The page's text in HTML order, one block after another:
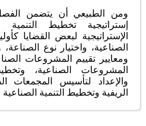
ومن الطبيعي أن يتضمن
إستراتيجية تخطيط
الإستراتيجية لبعض القضايا
الصناعية، واختيار نوع
ومعايير تقييم المشروعات
المشروعات الصناعية،
والإعداد لتأسيس المجمعات
الريفية وتخطيط التنمية